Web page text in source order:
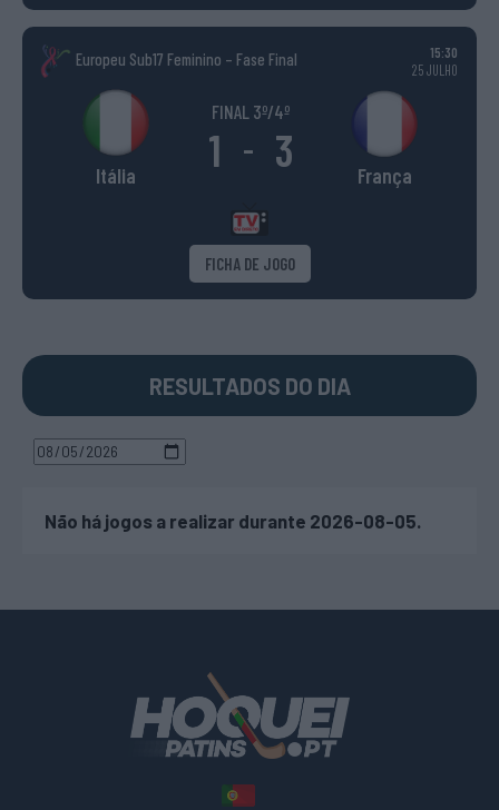
Europeu Sub17 Feminino – Fase Final
15:30
25 JULHO
Itália
FINAL 3º/4º
1 - 3 França
FICHA DE JOGO
RESULTADOS DO DIA
Não há jogos a realizar durante 2026-08-05.